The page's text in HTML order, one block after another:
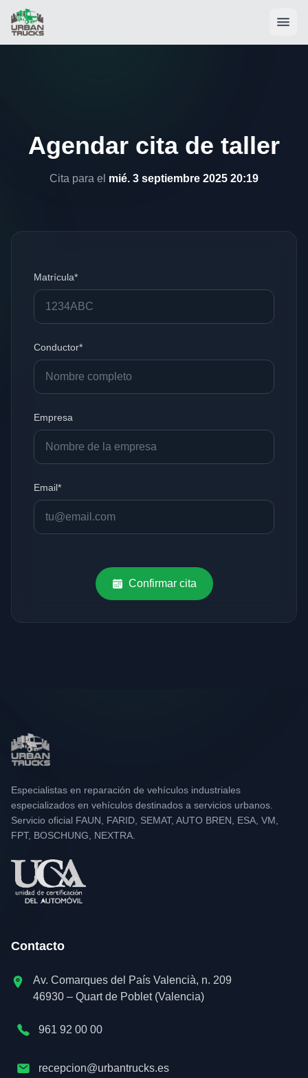
Agendar cita de taller
Cita para el mié. 3 septiembre 2025 20:19
Matrícula*
Conductor*
Empresa
Email*
Confirmar cita
Especialistas en reparación de vehículos industriales
especializados en vehículos destinados a servicios urbanos.
Servicio oficial FAUN, FARID, SEMAT, AUTO BREN, ESA, VM,
FPT, BOSCHUNG, NEXTRA.
Contacto
Av. Comarques del País Valencià, n. 209
46930 – Quart de Poblet (Valencia)
961 92 00 00
recepcion@urbantrucks.es